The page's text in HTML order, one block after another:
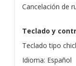
Cancelación de
Teclado y
Teclado tipo
Idioma: Español